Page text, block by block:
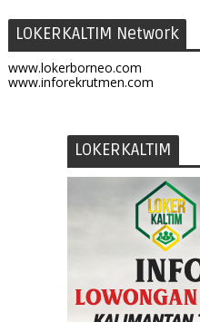
LOKERKALTIM Network
www.lokerborneo.com
www.inforekrutmen.com
LOKERKALTIM